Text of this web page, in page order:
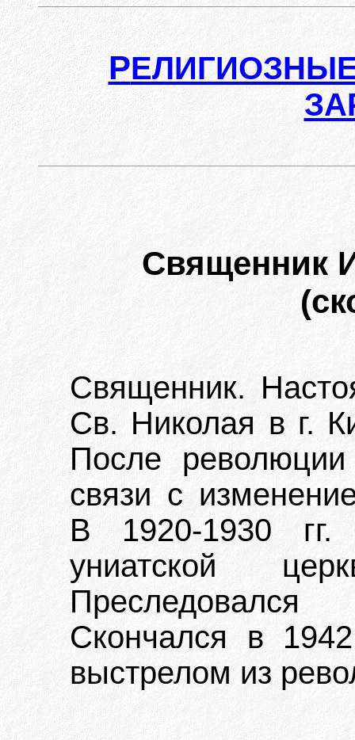
Р
Священник
Священник.
Св. Николая в г.
После
связи с
В 1920-1930
униатской
Скончался в
выстрелом из